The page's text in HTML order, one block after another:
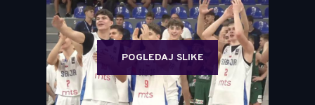
POGLEDAJ SLIKE